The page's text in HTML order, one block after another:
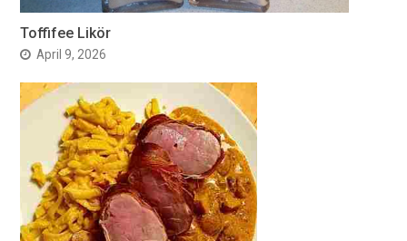
Toffifee Likör
April 9, 2026